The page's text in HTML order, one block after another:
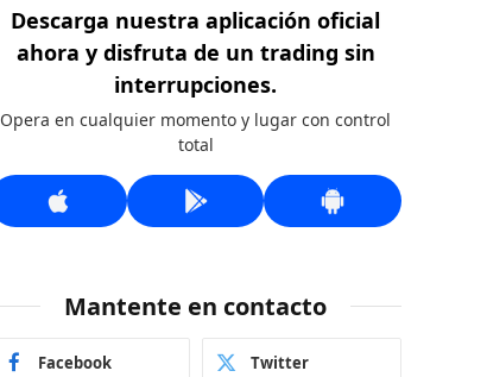
Descarga nuestra aplicación oficial
ahora y disfruta de un trading sin
interrupciones.
Opera en cualquier momento y lugar con control
total
Mantente en contacto
Facebook Twitter